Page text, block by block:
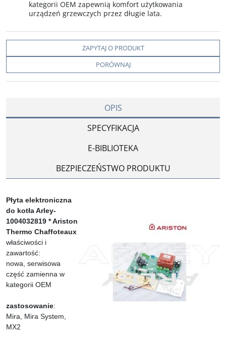
kategorii OEM zapewnią komfort użytkowania
urządzeń grzewczych przez długie lata.
ZAPYTAJ O PRODUKT
PORÓWNAJ
OPIS
SPECYFIKACJA
E-BIBLIOTEKA
BEZPIECZEŃSTWO PRODUKTU
Płyta elektroniczna
do kotła Arley-
1004032819 * Ariston
Thermo Chaffoteaux
właściwości i
zawartość:
nowa, serwisowa
część zamienna w
kategorii OEM
zastosowanie:
Mira, Mira System,
MX2